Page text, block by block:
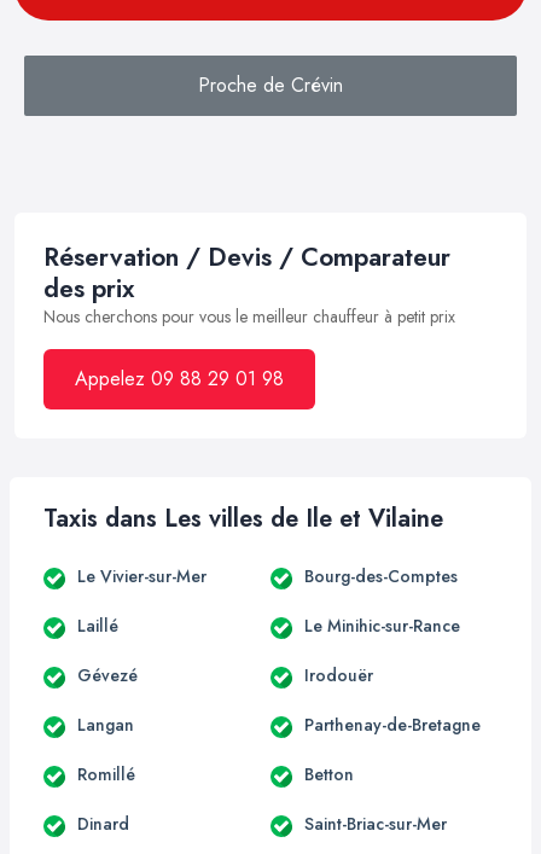
Proche de Crévin
Réservation / Devis / Comparateur
des prix
Nous cherchons pour vous le meilleur chauffeur à petit prix
Appelez 09 88 29 01 98
Taxis dans Les villes de Ile et Vilaine
Le Vivier-sur-Mer Bourg-des-Comptes
Laillé Le Minihic-sur-Rance
Gévezé Irodouër
Langan Parthenay-de-Bretagne
Romillé Betton
Dinard Saint-Briac-sur-Mer